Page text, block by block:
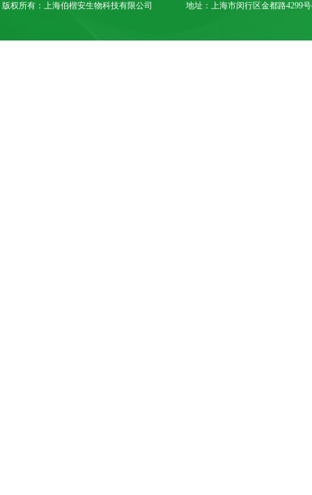
版权所有：上海伯楷安生物科技有限公司 地址：上海市闵行区金都路4299